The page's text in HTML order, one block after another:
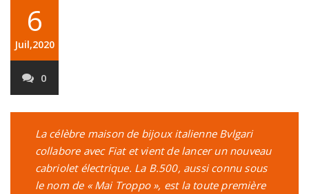
6
Juil,2020
0
La célèbre maison de bijoux italienne Bvlgari
collabore avec Fiat et vient de lancer un nouveau
cabriolet électrique. La B.500, aussi connu sous
le nom de « Mai Troppo », est la toute première